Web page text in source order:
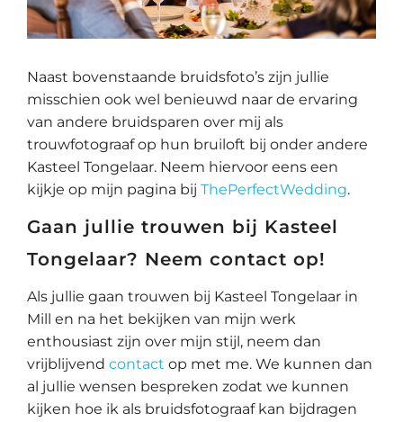
Naast bovenstaande bruidsfoto’s zijn jullie
misschien ook wel benieuwd naar de ervaring
van andere bruidsparen over mij als
trouwfotograaf op hun bruiloft bij onder andere
Kasteel Tongelaar. Neem hiervoor eens een
kijkje op mijn pagina bij ThePerfectWedding.
Gaan jullie trouwen bij Kasteel
Tongelaar? Neem contact op!
Als jullie gaan trouwen bij Kasteel Tongelaar in
Mill en na het bekijken van mijn werk
enthousiast zijn over mijn stijl, neem dan
vrijblijvend contact op met me. We kunnen dan
al jullie wensen bespreken zodat we kunnen
kijken hoe ik als bruidsfotograaf kan bijdragen